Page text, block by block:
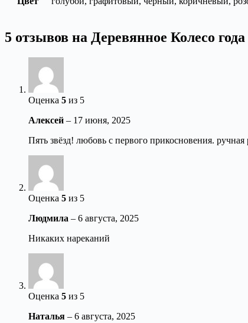
5 отзывов на Деревянное Колесо
Оценка 5 из 5
Алексей – 17 июня, 2025
Пять звёзд! любовь с первого прикосновения. ручная
Оценка 5 из 5
Людмила – 6 августа, 2025
Никаких нареканий
Оценка 5 из 5
Наталья – 6 августа, 2025